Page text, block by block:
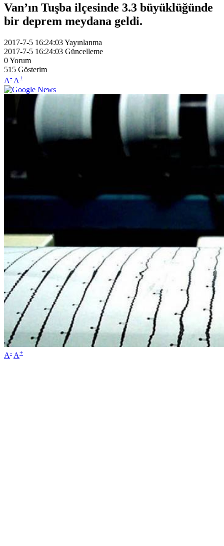
Van’ın Tuşba ilçesinde 3.3 büyüklüğünde
bir deprem meydana geldi.
2017-7-5 16:24:03Yayınlanma
2017-7-5 16:24:03 Güncelleme
0Yorum
515 Gösterim
A- A+
A- A+